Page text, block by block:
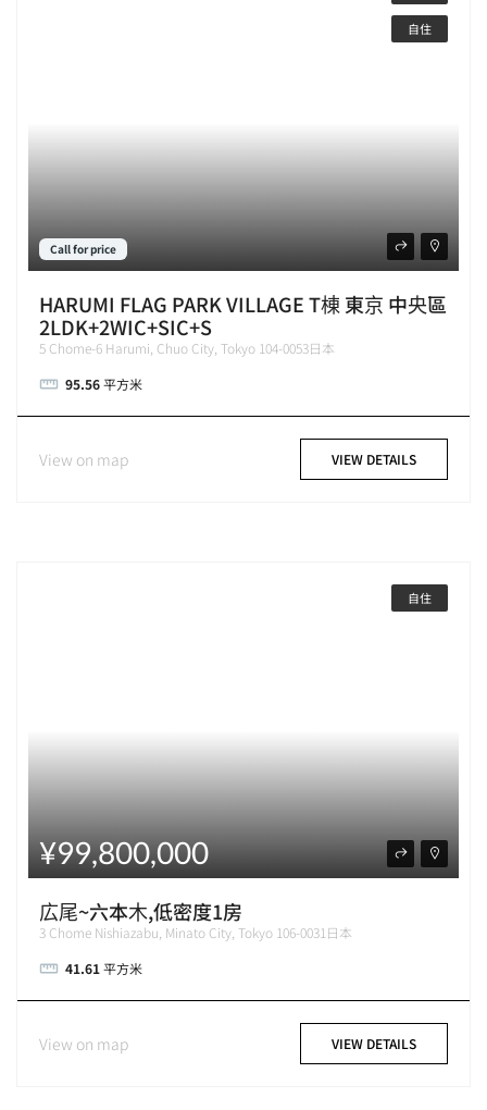
自住
Call for price
HARUMI FLAG PARK VILLAGE T棟 東京 中央區
2LDK+2WIC+SIC+S
5 Chome-6 Harumi, Chuo City, Tokyo 104-0053日本
95.56平方米
View on map VIEW DETAILS
自住
¥99,800,000
広尾~六本木,低密度1房
3 Chome Nishiazabu, Minato City, Tokyo 106-0031日本
41.61平方米
View on map VIEW DETAILS